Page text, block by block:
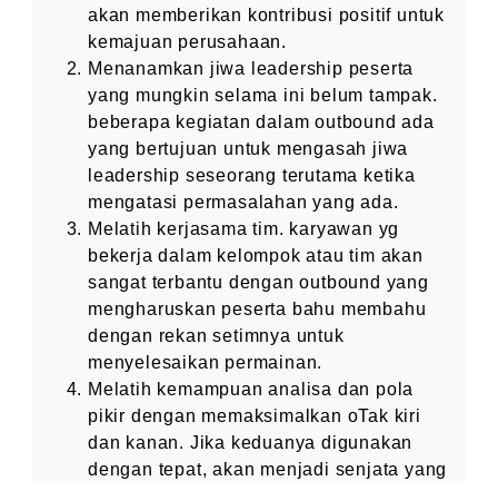
akan memberikan kontribusi positif untuk
kemajuan perusahaan.
Menanamkan jiwa leadership peserta
yang mungkin selama ini belum tampak.
beberapa kegiatan dalam outbound ada
yang bertujuan untuk mengasah jiwa
leadership seseorang terutama ketika
mengatasi permasalahan yang ada.
Melatih kerjasama tim. karyawan yg
bekerja dalam kelompok atau tim akan
sangat terbantu dengan outbound yang
mengharuskan peserta bahu membahu
dengan rekan setimnya untuk
menyelesaikan permainan.
Melatih kemampuan analisa dan pola
pikir dengan memaksimalkan oTak kiri
dan kanan. Jika keduanya digunakan
dengan tepat, akan menjadi senjata yang